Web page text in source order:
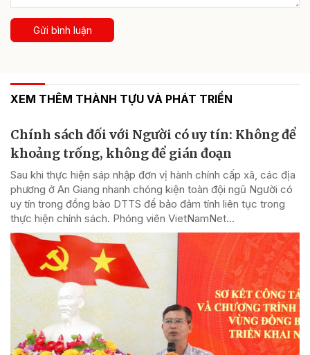
Gửi bình luận
XEM THÊM THÀNH TỰU VÀ PHÁT TRIỂN
Chính sách đối với Người có uy tín: Không để
khoảng trống, không để gián đoạn
Sau khi thực hiện sáp nhập đơn vị hành chính cấp xã, các địa
phương ở An Giang nhanh chóng kiện toàn đội ngũ Người có
uy tín trong đồng bào DTTS để bảo đảm tính liên tục trong
thực hiện chính sách. Phóng viên VietNamNet...